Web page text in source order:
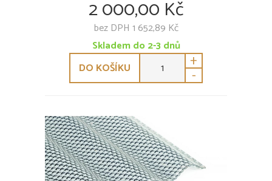
2 000,00 Kč
bez DPH 1 652,89 Kč
Skladem do 2-3 dnů
DO KOŠÍKU
+
-